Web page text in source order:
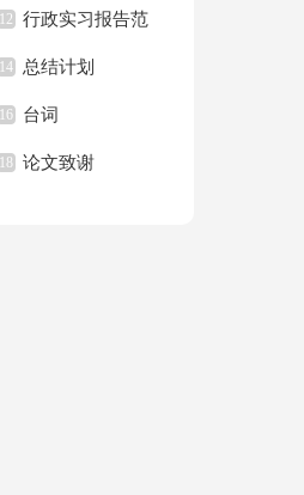
职信3篇
12 行政实习报告范
文合集10篇
14 总结计划
16 台词
18 论文致谢